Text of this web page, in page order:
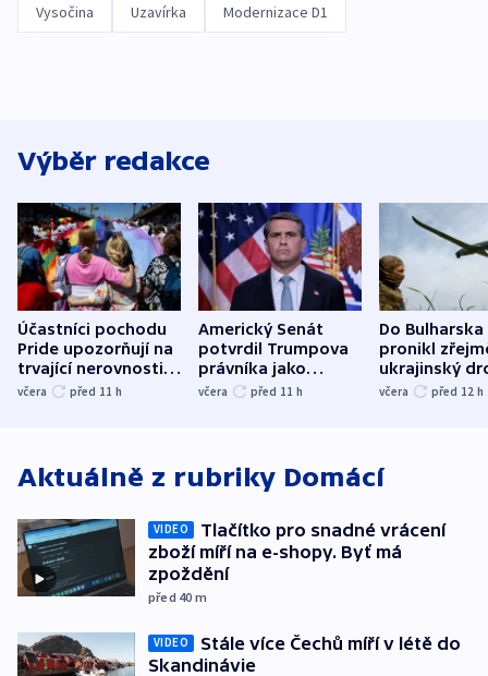
Vysočina Uzavírka Modernizace D1
Výběr redakce
Účastníci pochodu
Pride upozorňují na
trvající nerovnosti i
společenskou
včera před 11 h
Americký Senát
potvrdil Trumpova
právníka jako
ministra
včera před 11 h
Do Bulharska
pronikl
ukrajinský
explodoval
včera před 12 h
Aktuálně z rubriky Domácí
VIDEO
Tlačítko pro snadné vrácení
zboží míří na e-shopy. Byť má
zpoždění
před 40 m
VIDEO
Stále více Čechů míří v létě do
Skandinávie